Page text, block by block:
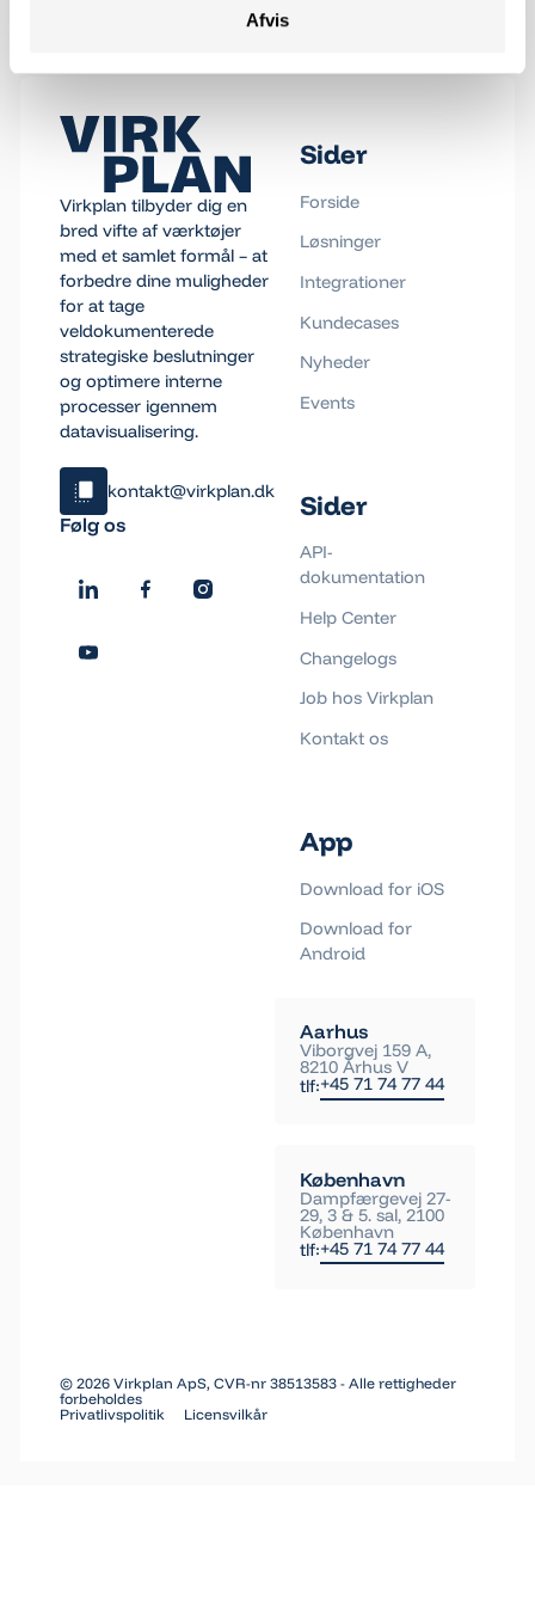
Afvis
Footer
Virkplan tilbyder dig en
bred vifte af værktøjer
med et samlet formål – at
forbedre dine muligheder
for at tage
veldokumenterede
strategiske beslutninger
og optimere interne
processer igennem
datavisualisering.
kontakt@virkplan.dk
Klik og kopiér email
Følg os
Sider
Forside
Løsninger
Integrationer
Kundecases
Nyheder
Events
Sider
API-
dokumentation
Help Center
Changelogs
Job hos Virkplan
Kontakt os
App
Download for iOS
Download for
Android
Aarhus
Viborgvej 159 A,
8210 Århus V
tlf:+45 71 74 77 44
København
Dampfærgevej 27-
29, 3 & 5. sal, 2100
København
tlf:+45 71 74 77 44
©2026 Virkplan ApS, CVR-nr 38513583 - Alle rettigheder
forbeholdes
Privatlivspolitik
Licensvilkår